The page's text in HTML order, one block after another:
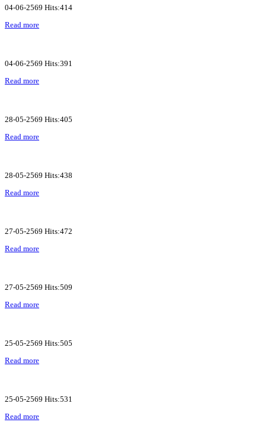
04-06-2569 Hits:414
Read more
04-06-2569 Hits:391
Read more
28-05-2569 Hits:405
Read more
28-05-2569 Hits:438
Read more
27-05-2569 Hits:472
Read more
27-05-2569 Hits:509
Read more
25-05-2569 Hits:505
Read more
25-05-2569 Hits:531
Read more